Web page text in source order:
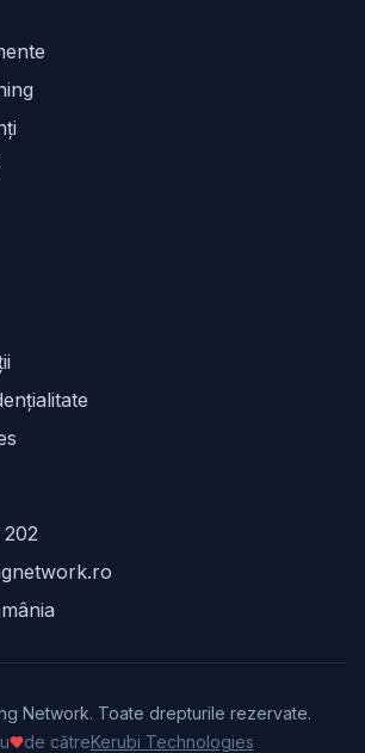
Network. Toate drepturile rezervate.
de cătreKerubi Technologies